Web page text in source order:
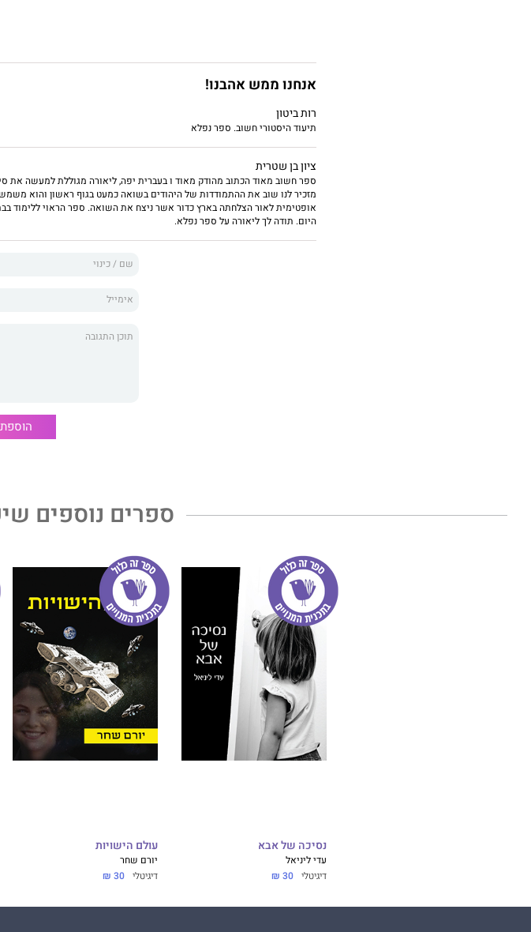
לוניה (לאה) קוזוך וסשה (ישעיהו) סימונוביץ' הכירו
השנייה. בין שני האנשים הללו, שאיבדו במלחמה את
שהיו נחושים להתגבר על זוועות העבר, להקים משפחה
ההריסות.
ליאורה רנרט,בתם של לאה וישעיהו, היא מורה ללשון
תושבת חולון, אם לבת וסבתא לשני נכדים. "ריקוד
אנחנו ממש אהבנו!
רות ביטון
תיעוד היסטורי חשוב. ספר נפלא
ציון בן שטרית
ספר חשוב מאוד הכתוב מהודק מאוד ו בעברית יפה, ליאורה מגוללת למעשה
מזכיר לנו שוב את ההתמודדות של היהודים בשואה כמעט בגוף ראשון והוא
אופטימית לאור הצלחתה בארץ כדור אשר ניצח את השואה. ספר הראוי ללימוד
היום. תודה לך ליאורה על ספר נפלא.
ספרים נוספים
נסיכה של אבא
עדי ליניאל
דיגיטלי 30 ₪
עולם הישויות
יורם שחר
דיגיטלי 30 ₪